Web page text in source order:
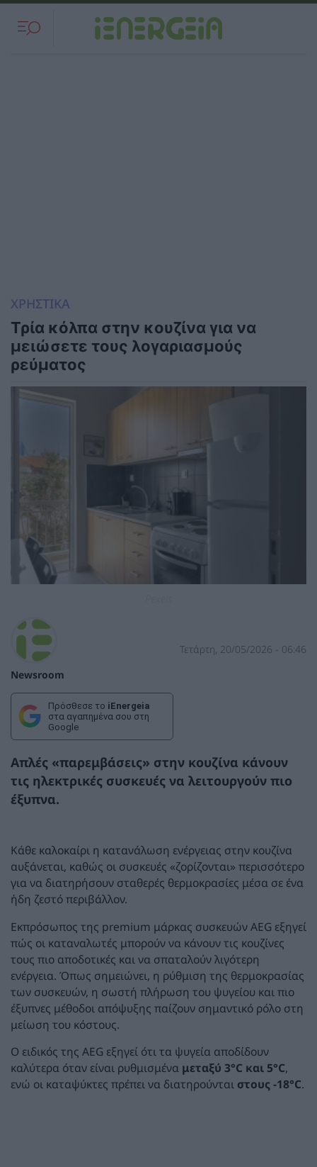
ΧΡΗΣΤΙΚΑ
Τρία κόλπα στην κουζίνα για να
μειώσετε τους λογαριασμούς
ρεύματος
Newsroom
Τετάρτη, 20/05/2026 - 06:46
Πρόσθεσε το iEnergeia
στα αγαπημένα σου στη
Google
Απλές «παρεμβάσεις» στην κουζίνα κάνουν
τις ηλεκτρικές συσκευές να λειτουργούν πιο
έξυπνα.
Κάθε καλοκαίρι η κατανάλωση ενέργειας στην κουζίνα
αυξάνεται, καθώς οι συσκευές «ζορίζονται» περισσότερο
για να διατηρήσουν σταθερές θερμοκρασίες μέσα σε ένα
ήδη ζεστό περιβάλλον.
Εκπρόσωπος της premium μάρκας συσκευών AEG εξηγεί
πώς οι καταναλωτές μπορούν να κάνουν τις κουζίνες
τους πιο αποδοτικές και να σπαταλούν λιγότερη
ενέργεια. Όπως σημειώνει, η ρύθμιση της θερμοκρασίας
των συσκευών, η σωστή πλήρωση του ψυγείου και πιο
έξυπνες μέθοδοι απόψυξης παίζουν σημαντικό ρόλο στη
μείωση του κόστους.
Ο ειδικός της AEG εξηγεί ότι τα ψυγεία αποδίδουν
καλύτερα όταν είναι ρυθμισμένα μεταξύ 3°C και 5°C,
ενώ οι καταψύκτες πρέπει να διατηρούνται στους -18°C.